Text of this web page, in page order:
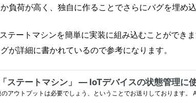
負荷が高く、独自に作ることでさらにバグを埋め
テートマシンを簡単に実装に組み込むことがで
が詳細に書かれているので参考になります。